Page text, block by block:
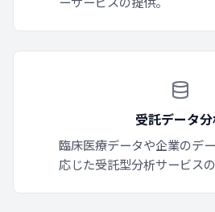
受託データ
臨床医療データや企業のデ
応じた受託型分析サービスの